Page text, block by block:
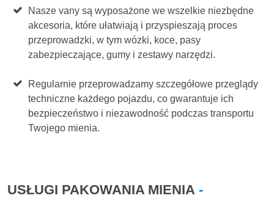
Nasze vany są wyposażone we wszelkie niezbędne
akcesoria, które ułatwiają i przyspieszają proces
przeprowadzki, w tym wózki, koce, pasy
zabezpieczające, gumy i zestawy narzędzi.
Regularnie przeprowadzamy szczegółowe przeglądy
techniczne każdego pojazdu, co gwarantuje ich
bezpieczeństwo i niezawodność podczas transportu
Twojego mienia.
USŁUGI PAKOWANIA MIENIA -